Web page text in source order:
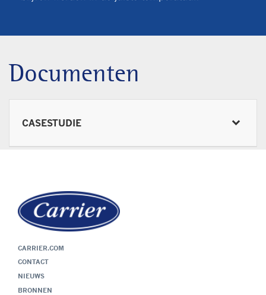
Documenten
CASESTUDIE
CARRIER.COM
CONTACT
NIEUWS
BRONNEN